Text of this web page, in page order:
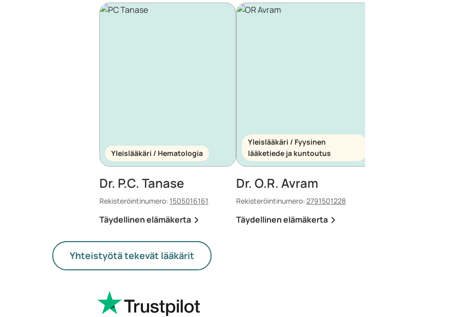
Yleislääkäri / Hematologia
Dr. P.C. Tanase
Rekisteröintinumero: 1505016161
Täydellinen elämäkerta
Yleislääkäri / Fyysinen
lääketiede ja kuntoutus
Dr. O.R. Avram
Rekisteröintinumero: 2791501228
Täydellinen elämäkerta
Yhteistyötä tekevät lääkärit